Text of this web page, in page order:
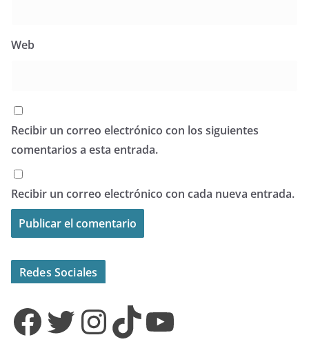
Web
Recibir un correo electrónico con los siguientes
comentarios a esta entrada.
Recibir un correo electrónico con cada nueva entrada.
Redes Sociales
Facebook Twitter InstagramTikTok YouTube